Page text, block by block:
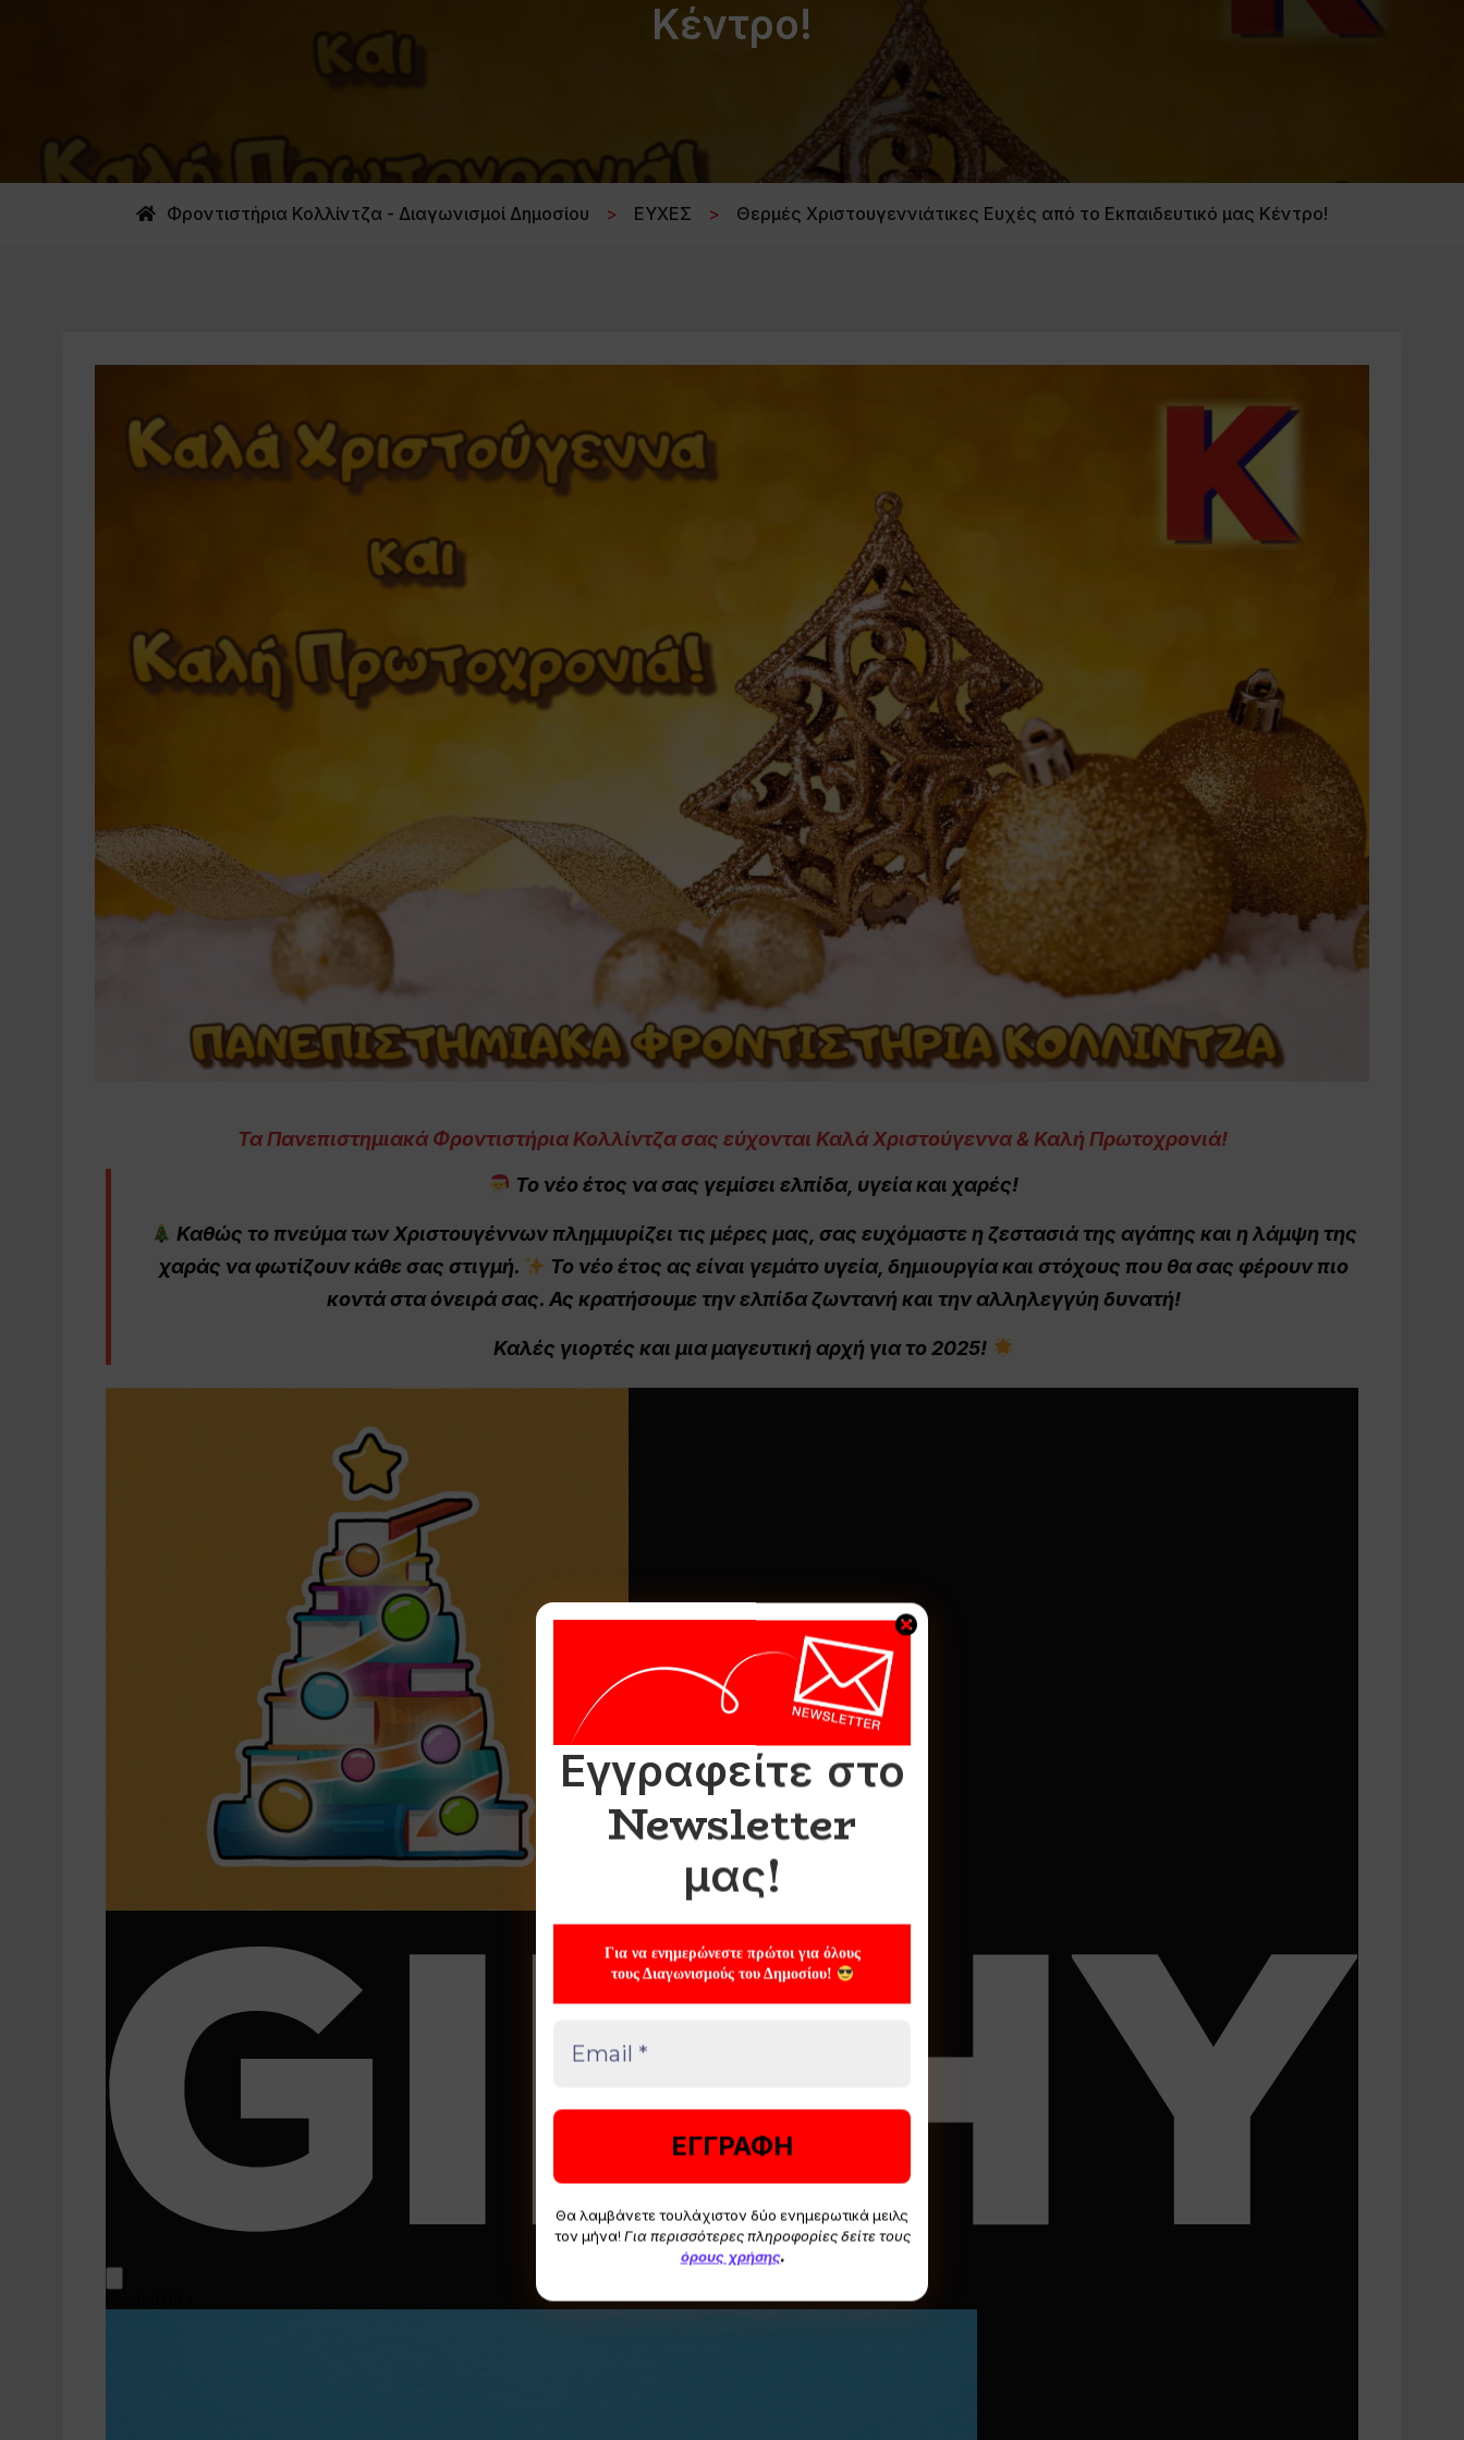
Κέντρο!
Φροντιστήρια Κολλίντζα - Διαγωνισμοί Δημοσίου > ΕΥΧΕΣ > Θερμές Χριστουγεννιάτικες Ευχές από το Εκπαιδευτικό μας Κέντρο!
Τα Πανεπιστημιακά Φροντιστήρια Κολλίντζα σας εύχονται Καλά Χριστούγεννα & Καλή Πρωτοχρονιά!
Το νέο έτος να σας γεμίσει ελπίδα, υγεία και χαρές!
Καθώς το πνεύμα των Χριστουγέννων πλημμυρίζει τις μέρες μας, σας ευχόμαστε η ζεστασιά της αγάπης και η λάμψη της
χαράς να φωτίζουν κάθε σας στιγμή.
Το νέο έτος ας είναι γεμάτο υγεία, δημιουργία και στόχους που θα σας φέρουν πιο
κοντά στα όνειρά σας. Ας κρατήσουμε την ελπίδα ζωντανή και την αλληλεγγύη δυνατή!
Καλές γιορτές και μια μαγευτική αρχή για το 2025!
Εγγραφείτε στο
Newsletter
μας!
Για να ενημερώνεστε πρώτοι για όλους
τους Διαγωνισμούς του Δημοσίου!
Θα λαμβάνετε τουλάχιστον δύο ενημερωτικά μειλς
τον μήνα! Για περισσότερες πληροφορίες δείτε τους
όρους χρήσης.